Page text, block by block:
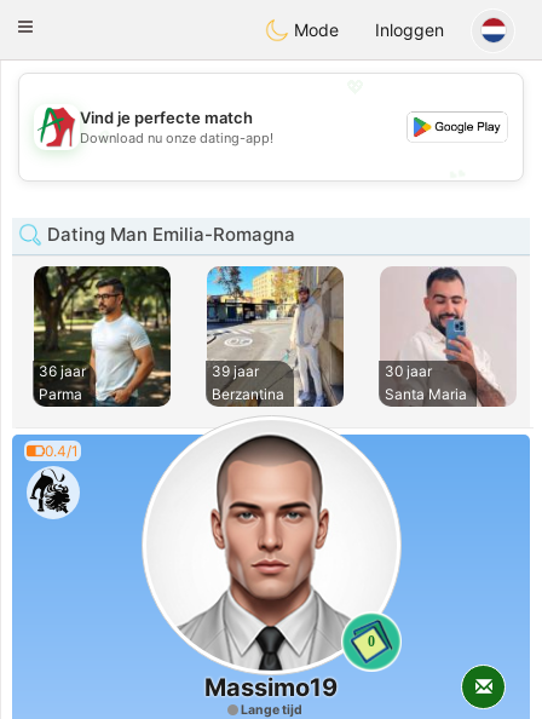
AmamiOra
Toggle
Mode Inloggen
💖
💕
Vind je perfecte match
Download nu onze dating-app!
Dating Man Emilia-Romagna
36 jaar
Parma
39 jaar
Berzantina
30 jaar
Santa Maria
0.4/1
0
Massimo19
Lange tijd